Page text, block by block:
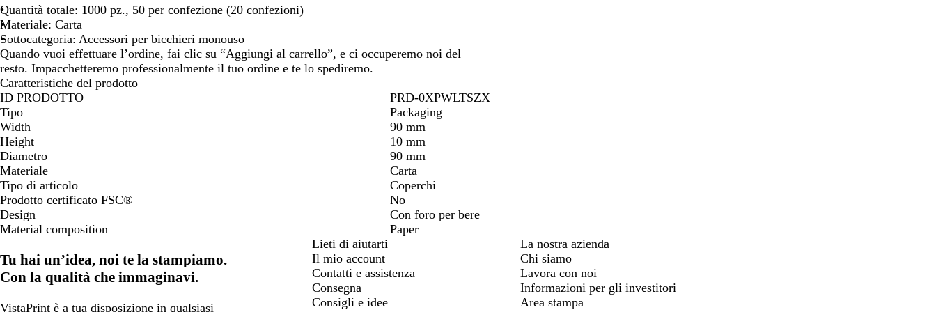
Quantità totale: 1000 pz., 50 per confezione (20 confezioni)
Materiale: Carta
Sottocategoria: Accessori per bicchieri monouso
Quando vuoi effettuare l’ordine, fai clic su “Aggiungi al carrello”, e ci occuperemo noi del
resto. Impacchetteremo professionalmente il tuo ordine e te lo spediremo.
Caratteristiche del prodotto
ID PRODOTTO
PRD-0XPWLTSZX
Tipo
Packaging
Width
90 mm
Height
10 mm
Diametro
90 mm
Materiale
Carta
Tipo di articolo
Coperchi
Prodotto certificato FSC®
No
Design
Con foro per bere
Material composition
Paper
Tu hai un’idea, noi te la stampiamo.
Con la qualità che immaginavi.
VistaPrint è a tua disposizione in qualsiasi
Lieti di aiutarti
Il mio account
Contatti e assistenza
Consegna
Consigli e idee
La nostra azienda
Chi siamo
Lavora con noi
Informazioni per gli investitori
Area stampa